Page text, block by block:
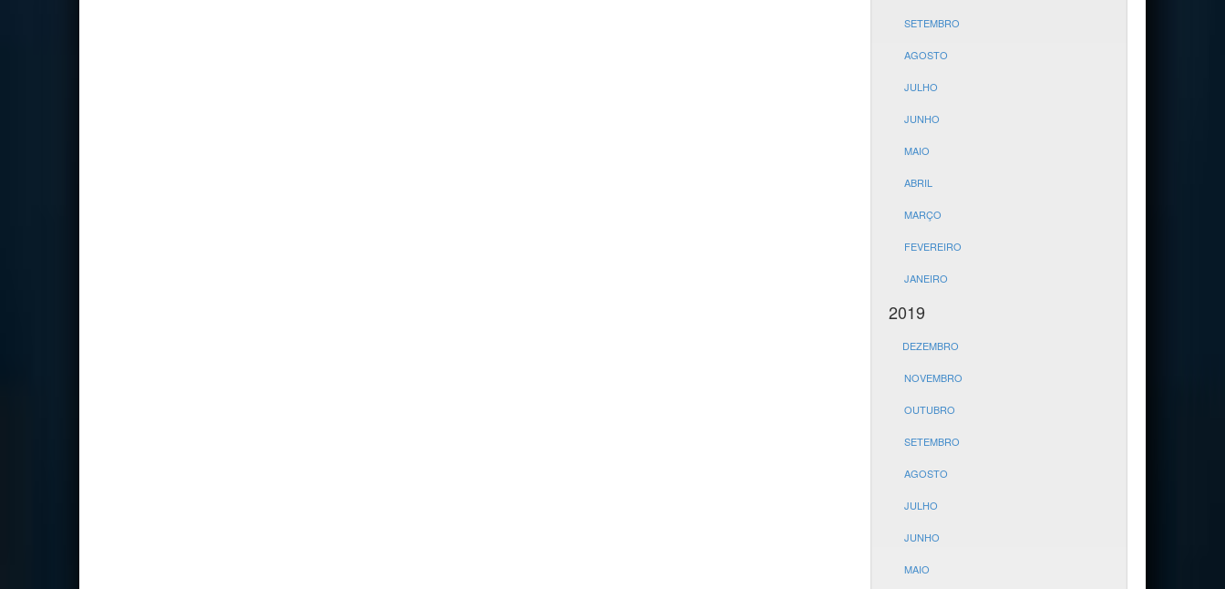
SETEMBRO
AGOSTO
JULHO
JUNHO
MAIO
ABRIL
MARÇO
FEVEREIRO
JANEIRO
2019
DEZEMBRO
NOVEMBRO
OUTUBRO
SETEMBRO
AGOSTO
JULHO
JUNHO
MAIO